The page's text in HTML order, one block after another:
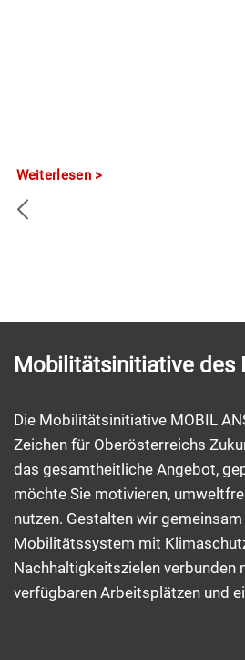
Weiterlesen
Mobilitätsinitiative des
Die Mobilitätsinitiative MOBIL
Zeichen für Oberösterreichs
das gesamtheitliche Angebot,
möchte Sie motivieren,
nutzen. Gestalten wir
Mobilitätssystem mit
Nachhaltigkeitszielen
verfügbaren Arbeitsplätzen und